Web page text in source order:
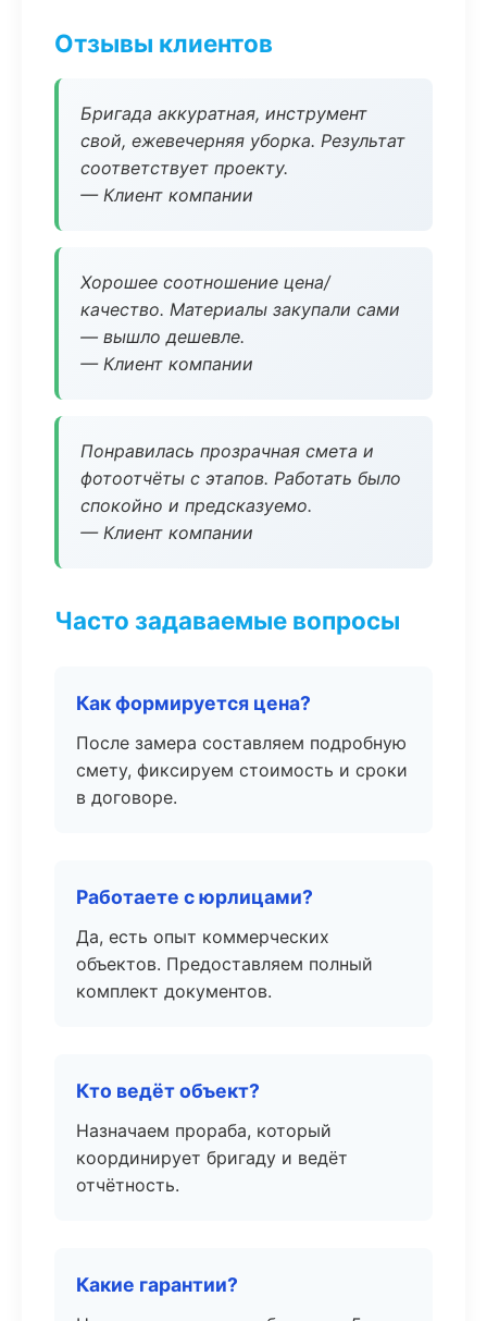
Отзывы клиентов
Бригада аккуратная, инструмент
свой, ежевечерняя уборка. Результат
соответствует проекту.
— Клиент компании
Хорошее соотношение цена/
качество. Материалы закупали сами
— вышло дешевле.
— Клиент компании
Понравилась прозрачная смета и
фотоотчёты с этапов. Работать было
спокойно и предсказуемо.
— Клиент компании
Часто задаваемые вопросы
Как формируется цена?
После замера составляем подробную
смету, фиксируем стоимость и сроки
в договоре.
Работаете с юрлицами?
Да, есть опыт коммерческих
объектов. Предоставляем полный
комплект документов.
Кто ведёт объект?
Назначаем прораба, который
координирует бригаду и ведёт
отчётность.
Какие гарантии?